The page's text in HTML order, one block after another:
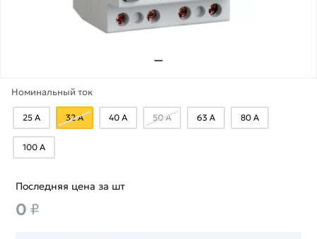
Номинальный ток
25 А 32 А 40 А 50 А 63 А 80 А
100 А
Последняя цена за шт
0 ₽